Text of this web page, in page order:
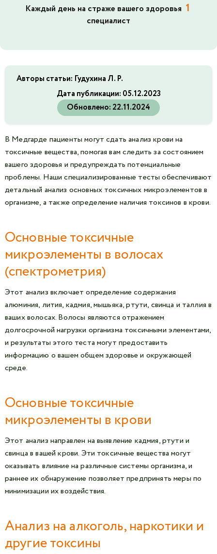
Каждый день на страже вашего здоровья 1
специалист
Авторы статьи: Гудухина Л. Р.
Дата публикации: 05.12.2023
Обновлено: 22.11.2024
В Медгарде пациенты могут сдать анализ крови на
токсичные вещества, помогая вам следить за состоянием
вашего здоровья и предупреждать потенциальные
проблемы. Наши специализированные тесты обеспечивают
детальный анализ основных токсичных микроэлементов в
организме, а также определение наличия токсинов в крови.
Основные токсичные
микроэлементы в волосах
(спектрометрия)
Этот анализ включает определение содержания
алюминия, лития, кадмия, мышьяка, ртути, свинца и таллия в
ваших волосах. Волосы являются отражением
долгосрочной нагрузки организма токсичными элементами,
и результаты этого теста могут предоставить
информацию о вашем общем здоровье и окружающей
среде.
Основные токсичные
микроэлементы в крови
Этот анализ направлен на выявление кадмия, ртути и
свинца в вашей крови. Эти токсичные вещества могут
оказывать влияние на различные системы организма, и
раннее их обнаружение позволяет предпринять меры по
минимизации их воздействия.
Анализ на алкоголь, наркотики и
другие токсины